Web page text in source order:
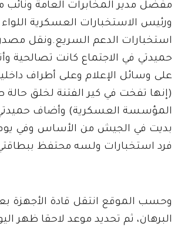
مفضل مدير المخابرات العامة ونائب
ورئيس الاستخبارات العسكرية
استخبارات الدعم السريع.ونقل
حميدتي في الاجتماع كانت تصالحية
على وسائل الإعلام وعلى أطراف داخلية
(إنها تفخت في كير الفتنة لخلق
المؤسسة العسكرية) وأضاف
بديت في الجيش من الأساس وفي يوم
فرد استخبارات ولسه محتفظ
وحسب الموقع انتقل قادة الأجهزة
البرهان، ثم تحديد موعد لاحقا ظهر